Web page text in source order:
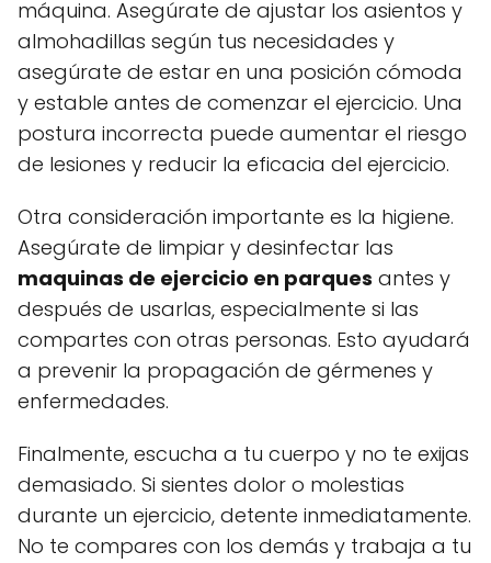
máquina. Asegúrate de ajustar los asientos y
almohadillas según tus necesidades y
asegúrate de estar en una posición cómoda
y estable antes de comenzar el ejercicio. Una
postura incorrecta puede aumentar el riesgo
de lesiones y reducir la eficacia del ejercicio.
Otra consideración importante es la higiene.
Asegúrate de limpiar y desinfectar las
maquinas de ejercicio en parques antes y
después de usarlas, especialmente si las
compartes con otras personas. Esto ayudará
a prevenir la propagación de gérmenes y
enfermedades.
Finalmente, escucha a tu cuerpo y no te exijas
demasiado. Si sientes dolor o molestias
durante un ejercicio, detente inmediatamente.
No te compares con los demás y trabaja a tu